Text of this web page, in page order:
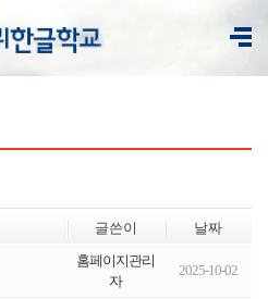
글쓴이 날짜
홈페이지관리
자
2025-10-02